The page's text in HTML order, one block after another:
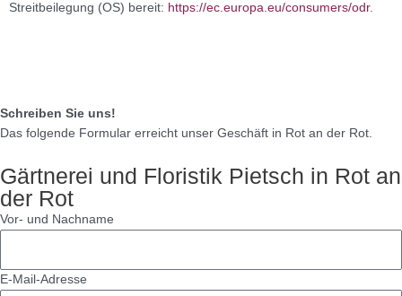
Streitbeilegung (OS) bereit: https://ec.europa.eu/consumers/odr.
Schreiben Sie uns!
Das folgende Formular erreicht unser Geschäft in Rot an der Rot.
Gärtnerei und Floristik Pietsch in Rot an
der Rot
Vor- und Nachname
E-Mail-Adresse